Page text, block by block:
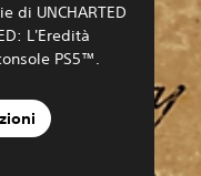
di UNCHARTED
L'Eredità
PS5™.